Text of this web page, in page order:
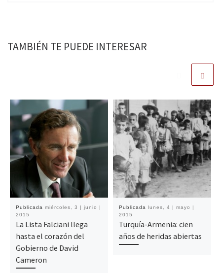
TAMBIÉN TE PUEDE INTERESAR
Publicada miércoles, 3 | junio |
2015
La Lista Falciani llega
hasta el corazón del
Gobierno de David
Cameron
Publicada lunes, 4 | mayo |
2015
Turquía-Armenia: cien
años de heridas abiertas